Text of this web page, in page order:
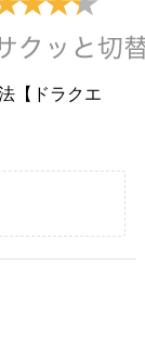
【ドラクエ